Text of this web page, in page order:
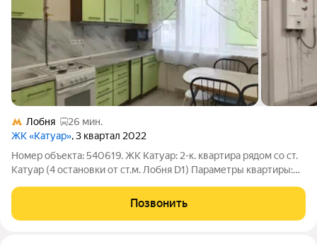
Лобня
26 мин.
ЖК «Катуар», 3 квартал 2022
Номер объекта: 540619. ЖК Катуар: 2-к. квартира рядом со ст.
Катуар (4 остановки от ст.м. Лобня D1) Параметры квартиры:
29 м; две изолированные комнаты по 14,5 м, кухня: 10,5 м
Позвонить